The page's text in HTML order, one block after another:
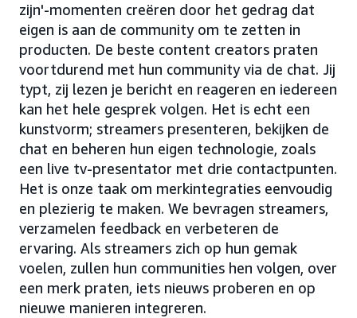
zijn'-momenten creëren door het gedrag dat
eigen is aan de community om te zetten in
producten. De beste content creators praten
voortdurend met hun community via de chat. Jij
typt, zij lezen je bericht en reageren en iedereen
kan het hele gesprek volgen. Het is echt een
kunstvorm; streamers presenteren, bekijken de
chat en beheren hun eigen technologie, zoals
een live tv-presentator met drie contactpunten.
Het is onze taak om merkintegraties eenvoudig
en plezierig te maken. We bevragen streamers,
verzamelen feedback en verbeteren de
ervaring. Als streamers zich op hun gemak
voelen, zullen hun communities hen volgen, over
een merk praten, iets nieuws proberen en op
nieuwe manieren integreren.